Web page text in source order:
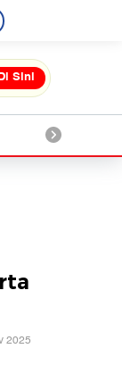
Sini
2025